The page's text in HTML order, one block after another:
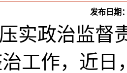
发布日期
实政治监督
工作，近日